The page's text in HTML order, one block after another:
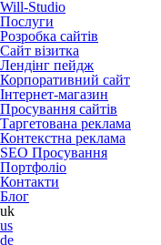
Will-Studio
Послуги
Розробка сайтів
Сайт візитка
Лендінг пейдж
Корпоративний сайт
Інтернет-магазин
Просування сайтів
Таргетована реклама
Контекстна реклама
SEO Просування
Портфоліо
Контакти
Блог
uk
us
de